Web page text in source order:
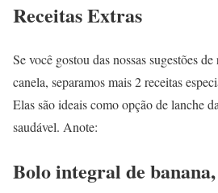
Receitas Extras
Se você gostou das nossas sugestões
canela, separamos mais 2 receitas
Elas são ideais como opção de lanche
saudável. Anote:
Bolo integral de